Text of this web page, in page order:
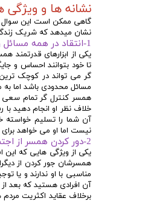
نشانه ها و
گاهی ممکن است این سوال
نشان میدهد که شریک
1-انتقاد در همه مسائل و ایجاد احساس گناه
یکی از ابزارهای قدرتمند
تا خود بتوانند احساس و
گر می تواند در کوچک ترین
مسائل محدودی باشد اما به
همسر کنترل گر تمام سعی
خلاف نظر او انجام دهید
آن شما را تسلیم خواسته
نیست اما او می خواهد برای
2-دور کردن همسر از اجتماع و انجام رفتار های مطلوب برای کنترل
یکی از ویژگی هایی که این
همسرشان جور کردن از
مناسبی با او ندارند و یا
آن افرادی هستید که بعد از
برخلاف عقاید اکثریت